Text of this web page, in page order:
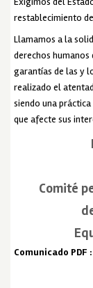
restablecimiento
Llamamos a la
derechos
garantías de las y
realizado el
siendo una
que afecte sus
Comité
Comunicado PDF :